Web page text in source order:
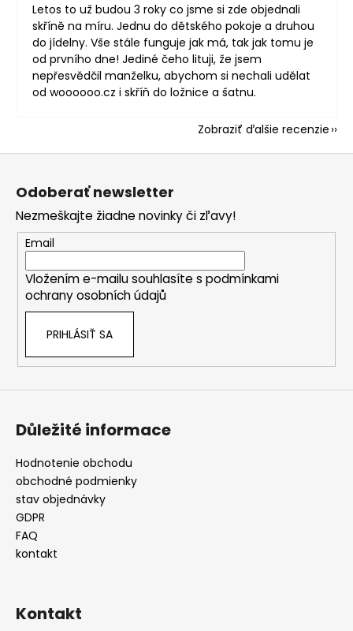
Letos to už budou 3 roky co jsme si zde objednali
skříně na míru. Jednu do dětského pokoje a druhou
do jídelny. Vše stále funguje jak má, tak jak tomu je
od prvního dne! Jediné čeho lituji, že jsem
nepřesvědčil manželku, abychom si nechali udělat
od woooooo.cz i skříň do ložnice a šatnu.
Zobraziť ďalšie recenzie
Z
Odoberať newsletter
Nezmeškajte žiadne novinky či zľavy!
Email
Vložením e-mailu souhlasíte s podmínkami
ochrany osobních údajů
PRIHLÁSIŤ SA
Důležité informace
Hodnotenie obchodu
obchodné podmienky
stav objednávky
GDPR
FAQ
kontakt
Kontakt